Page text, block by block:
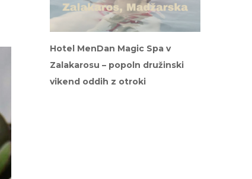
Hotel MenDan Magic Spa v
Zalakarosu – popoln družinski
vikend oddih z otroki